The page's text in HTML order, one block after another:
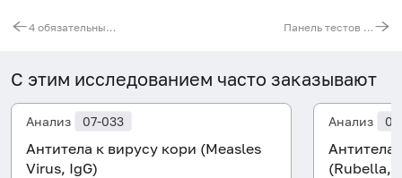
4 обязательных анализа, экспресс Панель тестов на внутриутробные инфекции (TORCH-IgM)
С этим исследованием часто заказывают
Анализ 07-033
Антитела к вирусу кори (Measles
Virus, IgG)
Анализ
Антитела
(Rubella,